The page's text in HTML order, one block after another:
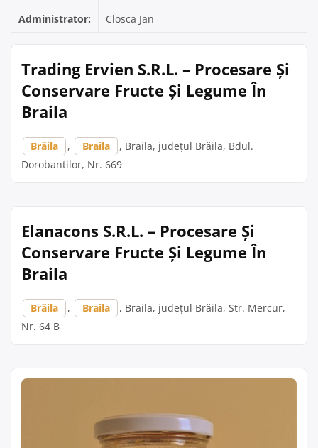
Administrator: Closca Jan
Trading Ervien S.R.L. – Procesare Și
Conservare Fructe Și Legume În
Braila
Brăila , Braila
, Braila, județul Brăila, Bdul.
Dorobantilor, Nr. 669
Elanacons S.R.L. – Procesare Și
Conservare Fructe Și Legume În
Braila
Brăila , Braila
, Braila, județul Brăila, Str. Mercur,
Nr. 64 B